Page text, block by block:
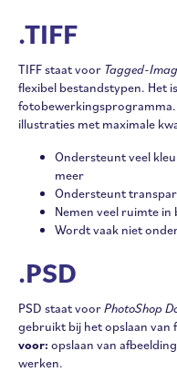
.TIFF
TIFF staat voor Tagged-
flexibel bestandstypen. Het
fotobewerkingsprogramma.
illustraties met maximale
Ondersteunt veel
meer
Ondersteunt
Nemen veel ruimte in
Wordt vaak niet
.PSD
PSD staat voorPhotoShop
gebruikt bij het opslaan van
voor: opslaan van
werken.